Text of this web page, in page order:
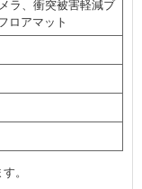
ラ、衝突被害軽減ブ
ロアマット
。